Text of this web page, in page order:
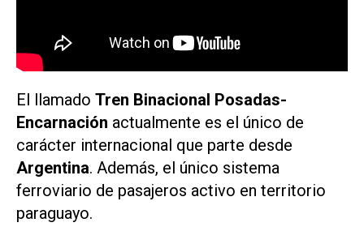
El llamado Tren Binacional Posadas-
Encarnación actualmente es el único de
carácter internacional que parte desde
Argentina. Además, el único sistema
ferroviario de pasajeros activo en territorio
paraguayo.